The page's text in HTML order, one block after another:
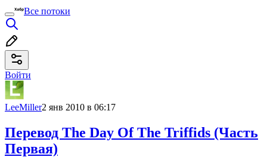
Все потоки
Войти
LeeMiller2 янв 2010 в 06:17
Перевод The Day Of The Triffids (Часть
Первая)